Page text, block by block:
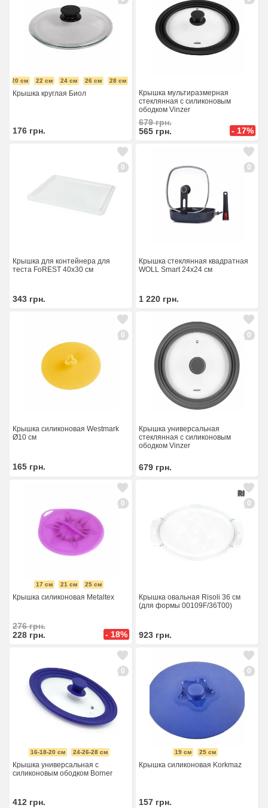
20 см 22 см 24 см 26 см 28 см
Крышка круглая Биол
176 грн.
Крышка мультиразмерная
стеклянная с силиконовым
ободком Vinzer
679грн.
565 грн. - 17%
0
Крышка для контейнера для
теста FoREST 40х30 см
343 грн.
0
Крышка стеклянная квадратная
WOLL Smart 24х24 см
1 220 грн.
0
Крышка силиконовая Westmark
Ø10 см
165 грн.
0
Крышка универсальная
стеклянная с силиконовым
ободком Vinzer
679 грн.
0
17 см 21 см 25 см
Крышка силиконовая Metaltex
276грн.
228 грн. - 18%
0
Крышка овальная Risoli 36 см
(для формы 00109F/36T00)
923 грн.
0
16-18-20 см 24-26-28 см
Крышка универсальная с
силиконовым ободком Borner
412 грн.
0
19 см 25 см
Крышка силиконовая Korkmaz
157 грн.